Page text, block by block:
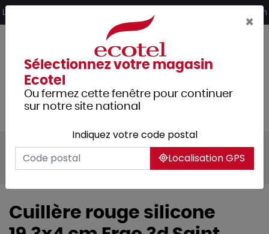
Livraison offerte dès 249€ HT d’achat et retrait 2h en magasin
Tous les produits
Arts de la table
Vaisselle
Cuillère rouge silicone
×
Sélectionnez votre magasin
Ecotel
Ou fermez cette fenêtre pour continuer
sur notre site national
Indiquez votre code postal
Localisation GPS
Panneau de gestion des cookies